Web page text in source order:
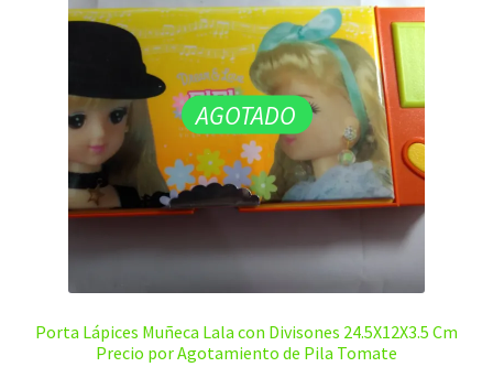
AGOTADO
Porta Lápices Muñeca Lala con Divisones 24.5X12X3.5 Cm
Precio por Agotamiento de Pila Tomate